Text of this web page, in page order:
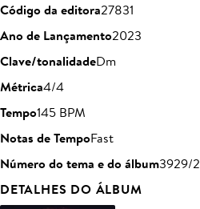
Código da editora27831
Ano de Lançamento2023
Clave/tonalidadeDm
Métrica4/4
Tempo145 BPM
Notas de TempoFast
Número do tema e do álbum3929/2
DETALHES DO ÁLBUM